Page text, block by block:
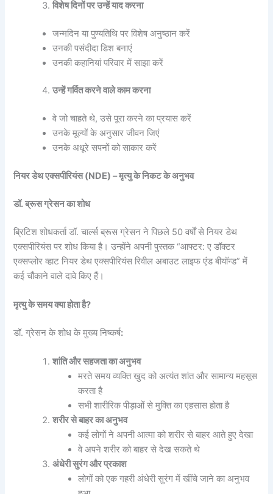
विशेष दिनों पर उन्हें याद करना
जन्मदिन या पुण्यतिथि पर विशेष अनुष्ठान करें
उनकी पसंदीदा डिश बनाएं
उनकी कहानियां परिवार में साझा करें
उन्हें गर्वित करने वाले काम करना
वे जो चाहते थे, उसे पूरा करने का प्रयास करें
उनके मूल्यों के अनुसार जीवन जिएं
उनके अधूरे सपनों को साकार करें
नियर डेथ एक्सपीरियंस (NDE) – मृत्यु के निकट के अनुभव
डॉ. ब्रूस ग्रेसन का शोध
ब्रिटिश शोधकर्ता डॉ. चार्ल्स ब्रूस ग्रेसन ने पिछले 50 वर्षों से नियर डेथ
एक्सपीरियंस पर शोध किया है। उन्होंने अपनी पुस्तक “आफ्टर: ए डॉक्टर
एक्सप्लोर व्हाट नियर डेथ एक्सपीरियंस रिवील अबाउट लाइफ एंड बीयॉन्ड” में
कई चौंकाने वाले दावे किए हैं।
मृत्यु के समय क्या होता है?
डॉ. ग्रेसन के शोध के मुख्य निष्कर्ष:
शांति और सहजता का अनुभव
मरते समय व्यक्ति खुद को अत्यंत शांत और सामान्य महसूस
करता है
सभी शारीरिक पीड़ाओं से मुक्ति का एहसास होता है
शरीर से बाहर का अनुभव
कई लोगों ने अपनी आत्मा को शरीर से बाहर आते हुए देखा
वे अपने शरीर को बाहर से देख सकते थे
अंधेरी सुरंग और प्रकाश
लोगों को एक गहरी अंधेरी सुरंग में खींचे जाने का अनुभव